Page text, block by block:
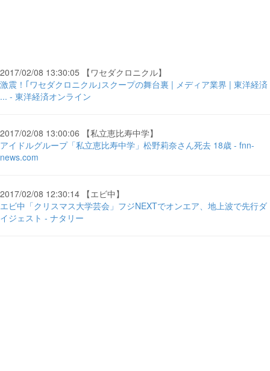
2017/02/08 13:30:05 【ワセダクロニクル】
激震！｢ワセダクロニクル｣スクープの舞台裏 | メディア業界 | 東洋経済
... - 東洋経済オンライン
2017/02/08 13:00:06 【私立恵比寿中学】
アイドルグループ「私立恵比寿中学」松野莉奈さん死去 18歳 - fnn-
news.com
2017/02/08 12:30:14 【エビ中】
エビ中「クリスマス大学芸会」フジNEXTでオンエア、地上波で先行ダ
イジェスト - ナタリー